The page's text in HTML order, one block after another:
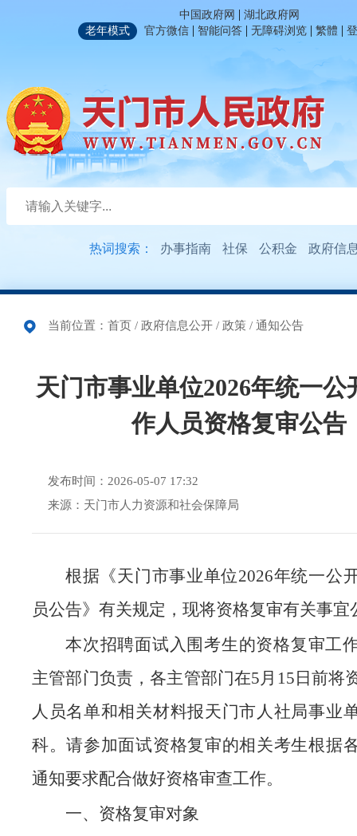
中国政府网 | 湖北政府网
老年模式
官方微信 | 智能问答 | 无障碍浏览 | 繁體 |
热词搜索： 办事指南 社保 公积金 政府信
当前位置： 首页 / 政府信息公开 / 政策 / 通知公告
天门市事业单位2026年统一公
作人员资格复审公告
发布时间：2026-05-07 17:32
来源：天门市人力资源和社会保障局
根据《天门市事业单位2026年统一公
员公告》有关规定，现将资格复审有关事宜
本次招聘面试入围考生的资格复审工
主管部门负责，各主管部门在5月15日前将
人员名单和相关材料报天门市人社局事业
科。请参加面试资格复审的相关考生根据
通知要求配合做好资格审查工作。
一、资格复审对象